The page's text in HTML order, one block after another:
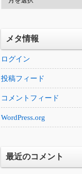
イ
ブメタ情報
ログイン
投稿フィード
コメントフィード
WordPress.org
最近のコメント